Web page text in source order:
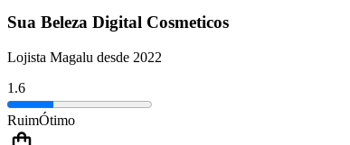
Sua Beleza Digital Cosmeticos
Lojista Magalu desde 2022
1.6
RuimÓtimo